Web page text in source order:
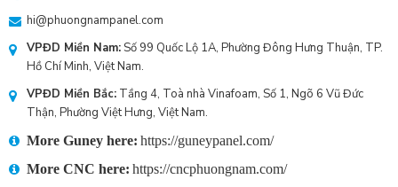
hi@phuongnampanel.com
VPĐD Miền Nam:Số 99 Quốc Lộ 1A, Phường Đông Hưng Thuận, TP.
Hồ Chí Minh, Việt Nam.
VPĐD Miền Bắc: Tầng 4, Toà nhà Vinafoam, Số 1, Ngõ 6 Vũ Đức
Thận, Phường Việt Hưng, Việt Nam.
More Guney here: https://guneypanel.com/
More CNC here: https://cncphuongnam.com/